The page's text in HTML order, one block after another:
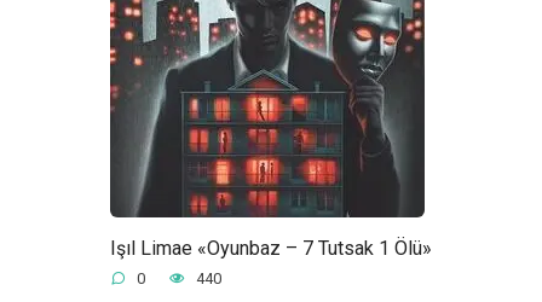
Işıl Limae «Oyunbaz – 7 Tutsak 1 Ölü»
0 440